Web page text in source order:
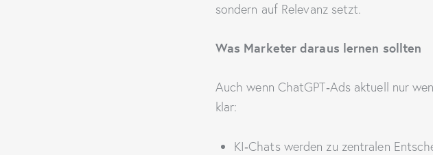
sondern auf Relevanz setzt.
Was Marketer daraus lernen sollten
Auch wenn ChatGPT‑Ads aktuell nur
klar:
KI‑Chats werden zu zentralen